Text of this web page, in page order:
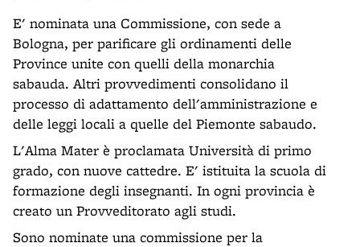
E' nominata una Commissione, con sede a
Bologna, per parificare gli ordinamenti delle
Province unite con quelli della monarchia
sabauda. Altri provvedimenti consolidano il
processo di adattamento dell'amministrazione e
delle leggi locali a quelle del Piemonte sabaudo.
L'Alma Mater è proclamata Università di primo
grado, con nuove cattedre. E' istituita la scuola di
formazione degli insegnanti. In ogni provincia è
creato un Provveditorato agli studi.
Sono nominate una commissione per la